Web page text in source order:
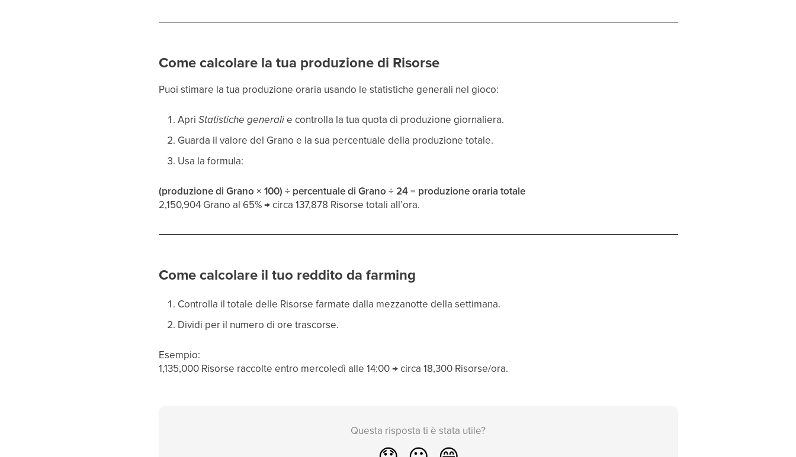
Come calcolare la tua produzione di Risorse
Puoi stimare la tua produzione oraria usando le statistiche generali nel gioco:
ApriStatistiche generalie controlla la tua quota di produzione giornaliera.
Guarda il valore del Grano e la sua percentuale della produzione totale.
Usa la formula:
(produzione di Grano × 100) ÷ percentuale di Grano ÷ 24 = produzione oraria totale
2,150,904 Grano al 65% → circa 137,878 Risorse totali all’ora.
Come calcolare il tuo reddito da farming
Controlla il totale delle Risorse farmate dalla mezzanotte della settimana.
Dividi per il numero di ore trascorse.
Esempio:
1,135,000 Risorse raccolte entro mercoledì alle 14:00 → circa 18,300 Risorse/ora.
Questa risposta ti è stata utile?